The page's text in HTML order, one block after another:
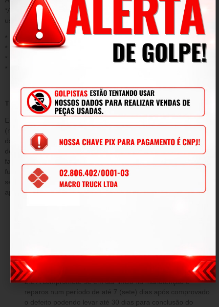
*Acidentes/ uso inadequado do produto/ sinistro/ negligência ou
uso fora das conformidades.
* Desgaste ou danos causados por agentes naturais;
* Instalação ou aplicação inadequada;
* Modificações, adaptações e adulterações no produto original
* Mau uso;
TERMO DE GARANTIA
Este termo tem como objetivo garantir pelo período de 90
(noventa) dias de prazo, tempo determinado por lei a contar da
data de emissão da Nota Fiscal de venda e conforme condições
descritas abaixo, a qualidade do produto contra defeitos de
fabricação que venham afetar a integridade física e/ou o
funcionamento do mesmo, durante este período, será submetida
sem ônus para o cliente, todas as peças e componentes que
apresentarem defeitos comprovados de projeto e/ou fabricação.
avarias prévias, a tem o dever de reparar os danos o mais
breve possível, sem custo adicional.
2.2 A compromete-se em dar início na manutenção e
reparos num período de até 7 (sete) dias após comprovado
o defeito podendo levar até 30 dias para conclusão do